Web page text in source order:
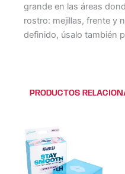
grande en las áreas
rostro: mejillas, frente y
definido, úsalo también
PRODUCTOS
tiene
variantes.
tiene
variantes.